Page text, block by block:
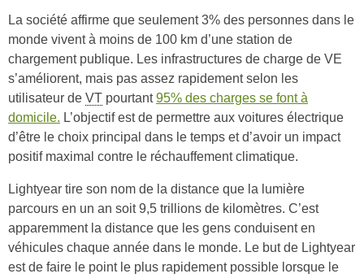
La société affirme que seulement 3% des personnes dans le
monde vivent à moins de 100 km d’une station de
chargement publique. Les infrastructures de charge de VE
s’améliorent, mais pas assez rapidement selon les
utilisateur de VT pourtant95% des charges se font à
domicile. L’objectif est de permettre aux voitures électrique
d’être le choix principal dans le temps et d’avoir un impact
positif maximal contre le réchauffement climatique.
Lightyear tire son nom de la distance que la lumière
parcours en un an soit 9,5 trillions de kilomètres. C’est
apparemment la distance que les gens conduisent en
véhicules chaque année dans le monde. Le but de Lightyear
est de faire le point le plus rapidement possible lorsque le